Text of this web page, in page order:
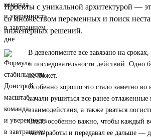
Проекты с уникальной архитектурой —
со множеством переменных и поиск
инженерных решений.
В девелопменте все завязано на
и последовательности действий. Одно
не может.
Особенно хорошо это стало заметно во
начали рушиться все ранее
взаимодействия, а также рваться
Стало особенно важно, чтобы каждый
часть работы и передавал ее дальше —